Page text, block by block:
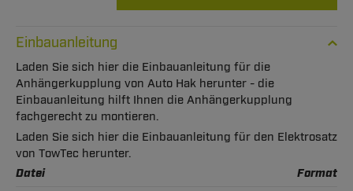
Einbauanleitung
Laden Sie sich hier die Einbauanleitung für die
Anhängerkupplung von Auto Hak herunter - die
Einbauanleitung hilft Ihnen die Anhängerkupplung
fachgerecht zu montieren.
Laden Sie sich hier die Einbauanleitung für den Elektrosatz
von TowTec herunter.
Datei Format